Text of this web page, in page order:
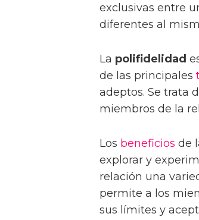
exclusivas entre
diferentes al
La polifidelidad
de las principales
adeptos. Se trata
miembros de la
Los beneficios de
explorar y
relación una
permite a los
sus límites y